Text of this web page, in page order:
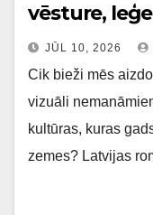
vēsture,
JŪL 10, 2026
Cik bieži mēs
vizuāli
kultūras, kuras
zemes? Latvijas